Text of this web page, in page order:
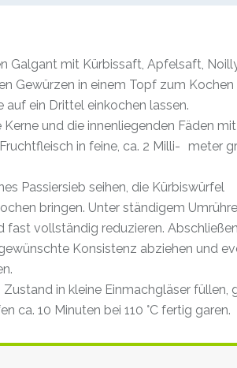
Galgant mit Kürbissaft, Apfelsaft,
Gewürzen in einem Topf zum
auf ein Drittel einkochen lassen.
Kerne und die innenliegenden Fäden
in feine, ca. 2 Milli- meter
Passiersieb seihen, die Kürbiswürfel
bringen. Unter ständigem
fast vollständig reduzieren.
Konsistenz abziehen und
in kleine Einmachgläser füllen,
ca. 10 Minuten bei 110 °C fertig garen.